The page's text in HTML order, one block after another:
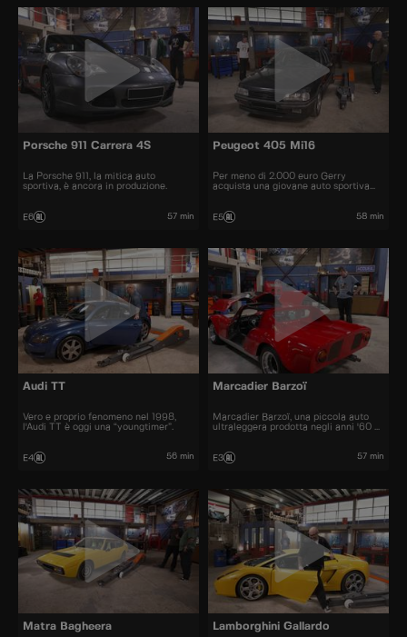
Porsche 911 Carrera 4S
La Porsche 911, la mitica auto
sportiva, è ancora in produzione.
E6 57 min
Peugeot 405 Mi16
Per meno di 2.000 euro Gerry
acquista una giovane auto sportiva
E5 58 min
Audi TT
Vero e proprio fenomeno nel 1998,
l'Audi TT è oggi una “youngtimer”.
E4 56 min
Marcadier Barzoï
Marcadier Barzoï, una piccola auto
ultraleggera prodotta negli anni '60 e
E3 57 min
Matra Bagheera Lamborghini Gallardo